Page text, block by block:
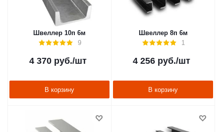
Швеллер 10п 6м
9
4 370руб./шт
В корзину
Швеллер 8п 6м
1
4 256руб./шт
В корзину